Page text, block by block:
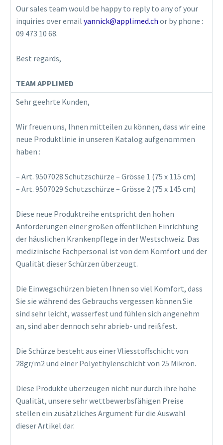
Our sales team would be happy to reply to any of your
inquiries over email yannick@applimed.ch or by phone :
09 473 10 68.
Best regards,
TEAM APPLIMED
Sehr geehrte Kunden,
Wir freuen uns, Ihnen mitteilen zu können, dass wir eine
neue Produktlinie in unseren Katalog aufgenommen
haben :
– Art. 9507028 Schutzschürze – Grösse 1 (75 x 115 cm)
– Art. 9507029 Schutzschürze – Grösse 2 (75 x 145 cm)
Diese neue Produktreihe entspricht den hohen
Anforderungen einer großen öffentlichen Einrichtung
der häuslichen Krankenpflege in der Westschweiz. Das
medizinische Fachpersonal ist von dem Komfort und der
Qualität dieser Schürzen überzeugt.
Die Einwegschürzen bieten Ihnen so viel Komfort, dass
Sie sie während des Gebrauchs vergessen können.Sie
sind sehr leicht, wasserfest und fühlen sich angenehm
an, sind aber dennoch sehr abrieb- und reißfest.
Die Schürze besteht aus einer Vliesstoffschicht von
28gr/m2 und einer Polyethylenschicht von 25 Mikron.
Diese Produkte überzeugen nicht nur durch ihre hohe
Qualität, unsere sehr wettbewerbsfähigen Preise
stellen ein zusätzliches Argument für die Auswahl
dieser Artikel dar.